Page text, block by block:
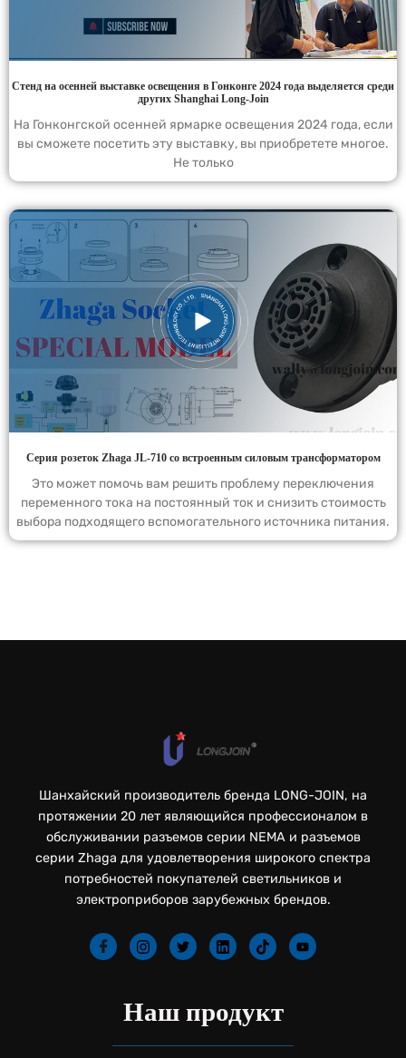
Стенд на осенней выставке освещения в Гонконге 2024 года выделяется среди
других Shanghai Long-Join
На Гонконгской осенней ярмарке освещения 2024 года, если
вы сможете посетить эту выставку, вы приобретете многое.
Не только
Серия розеток Zhaga JL-710 со встроенным силовым трансформатором
Это может помочь вам решить проблему переключения
переменного тока на постоянный ток и снизить стоимость
выбора подходящего вспомогательного источника питания.
Шанхайский производитель бренда LONG-JOIN, на
протяжении 20 лет являющийся профессионалом в
обслуживании разъемов серии NEMA и разъемов
серии Zhaga для удовлетворения широкого спектра
потребностей покупателей светильников и
электроприборов зарубежных брендов.
Наш продукт